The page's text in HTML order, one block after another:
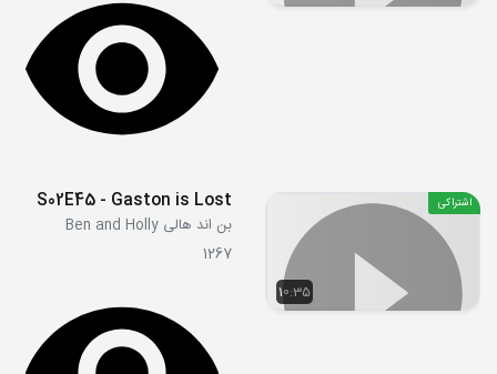
10:35
اشتراکی S02E45 - Gaston is Lost
بن اند هالی Ben and Holly
1267